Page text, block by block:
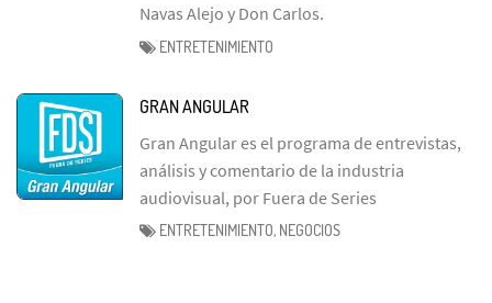
Navas Alejo y Don Carlos.
ENTRETENIMIENTO
GRAN ANGULAR
Gran Angular es el programa de entrevistas,
análisis y comentario de la industria
audiovisual, por Fuera de Series
ENTRETENIMIENTO, NEGOCIOS